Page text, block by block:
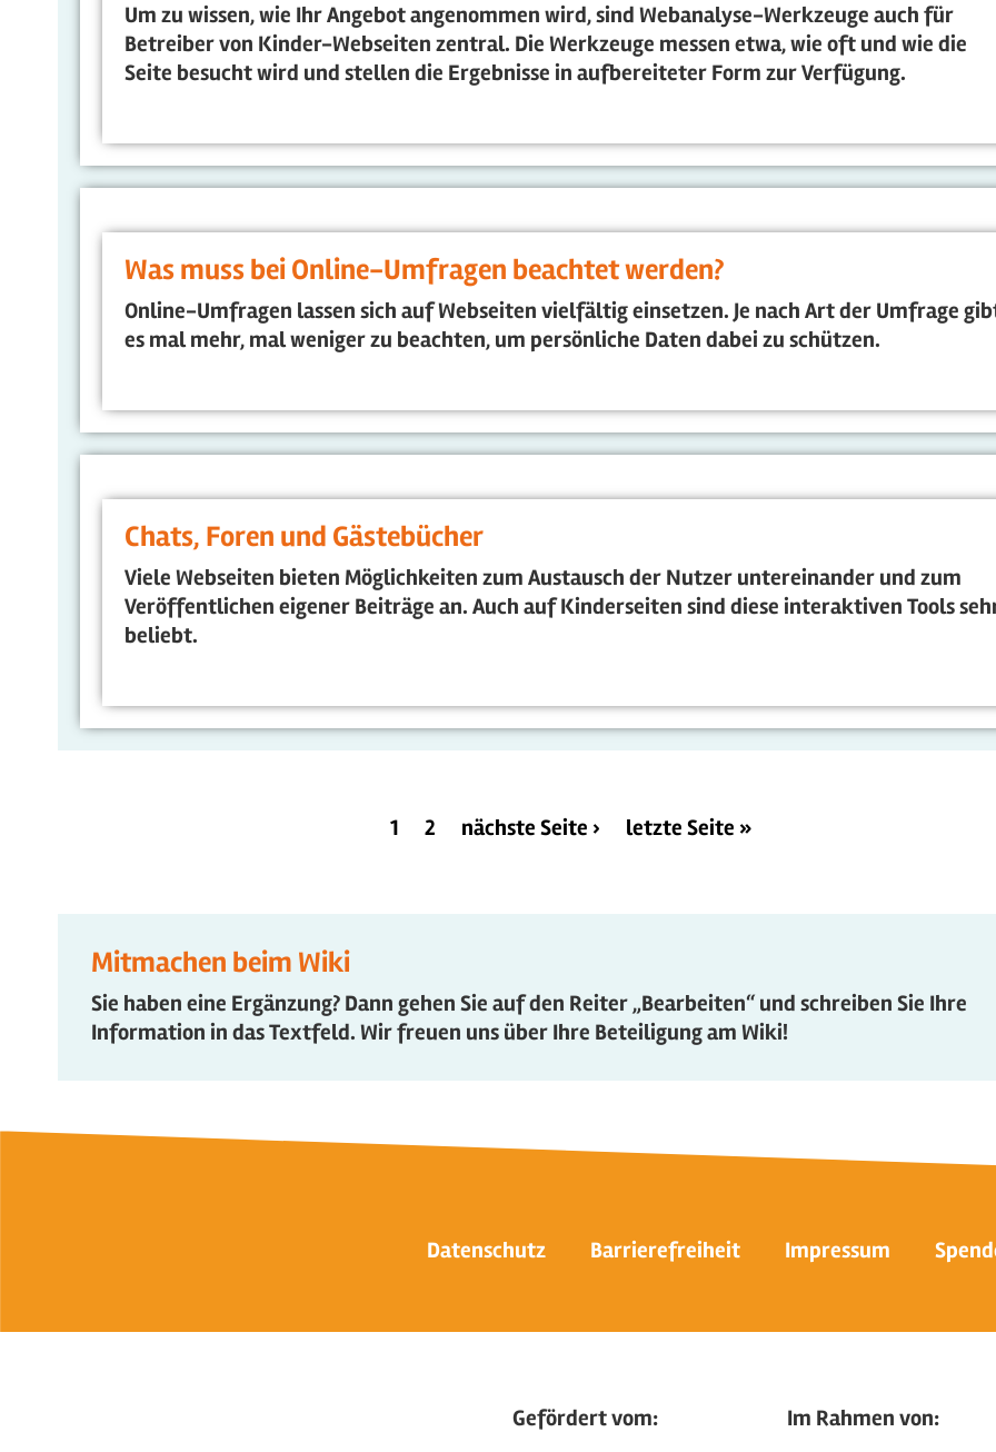
Um zu wissen, wie Ihr Angebot angenommen wird, sind Webanalyse-Werkzeuge auch für
Betreiber von Kinder-Webseiten zentral. Die Werkzeuge messen etwa, wie oft und wie die
Seite besucht wird und stellen die Ergebnisse in aufbereiteter Form zur Verfügung.
Was muss bei Online-Umfragen beachtet werden?
Online-Umfragen lassen sich auf Webseiten vielfältig einsetzen. Je nach Art der Umfrage
es mal mehr, mal weniger zu beachten, um persönliche Daten dabei zu schützen.
Chats, Foren und Gästebücher
Viele Webseiten bieten Möglichkeiten zum Austausch der Nutzer untereinander und zum
Veröffentlichen eigener Beiträge an. Auch auf Kinderseiten sind diese interaktiven Tools
beliebt.
1 2 nächste Seite › letzte Seite »
Mitmachen beim Wiki
Sie haben eine Ergänzung? Dann gehen Sie auf den Reiter „Bearbeiten“ und schreiben Sie Ihre
Information in das Textfeld. Wir freuen uns über Ihre Beteiligung am Wiki!
Datenschutz Barrierefreiheit Impressum
Gefördert vom: Im Rahmen von: